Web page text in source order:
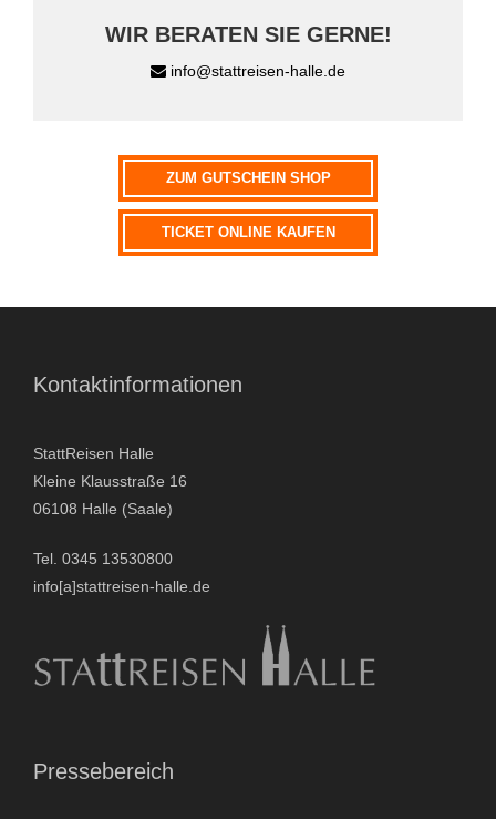
WIR BERATEN SIE GERNE!
info@stattreisen-halle.de
ZUM GUTSCHEIN SHOP
TICKET ONLINE KAUFEN
Kontaktinformationen
StattReisen Halle
Kleine Klausstraße 16
06108 Halle (Saale)
Tel. 0345 13530800
info[a]stattreisen-halle.de
Pressebereich